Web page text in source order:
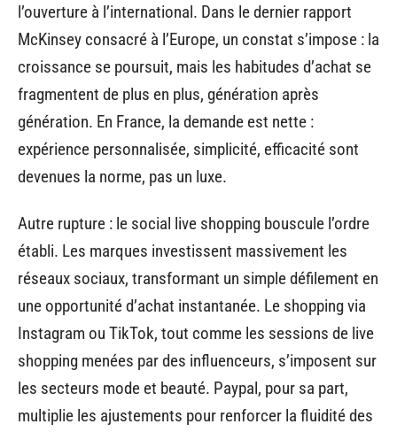
l’ouverture à l’international. Dans le dernier rapport
McKinsey consacré à l’Europe, un constat s’impose : la
croissance se poursuit, mais les habitudes d’achat se
fragmentent de plus en plus, génération après
génération. En France, la demande est nette :
expérience personnalisée, simplicité, efficacité sont
devenues la norme, pas un luxe.
Autre rupture : le social live shopping bouscule l’ordre
établi. Les marques investissent massivement les
réseaux sociaux, transformant un simple défilement en
une opportunité d’achat instantanée. Le shopping via
Instagram ou TikTok, tout comme les sessions de live
shopping menées par des influenceurs, s’imposent sur
les secteurs mode et beauté. Paypal, pour sa part,
multiplie les ajustements pour renforcer la fluidité des